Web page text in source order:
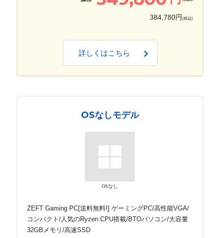
384,780円 (税込)
詳しくはこちら
OSなしモデル
OSなし
ZEFT Gaming PC[送料無料!] ゲーミングPC/高性能VGA/
コンパクト/人気のRyzen CPU搭載/BTOパソコン/大容量
32GBメモリ/高速SSD